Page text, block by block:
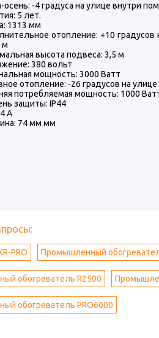
осень: -4 градуса на улице внутри
5 лет.
1313 мм
отопление: +10
м
высота подвеса: 3,5 м
380 вольт
мощность: 3000 Ватт
отопление: -26 градусов на
потребляемая мощность: 1000
защиты: IP44
А
74 мм мм
PRO Промышленный
обогреватель R2500
обогреватель PRO6000